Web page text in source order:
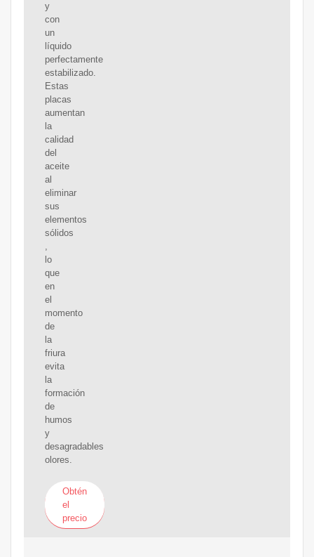
y
con
un
líquido
perfectamente
estabilizado.
Estas
placas
aumentan
la
calidad
del
aceite
al
eliminar
sus
elementos
sólidos
,
lo
que
en
el
momento
de
la
friura
evita
la
formación
de
humos
y
desagradables
olores.
Obtén
el
precio